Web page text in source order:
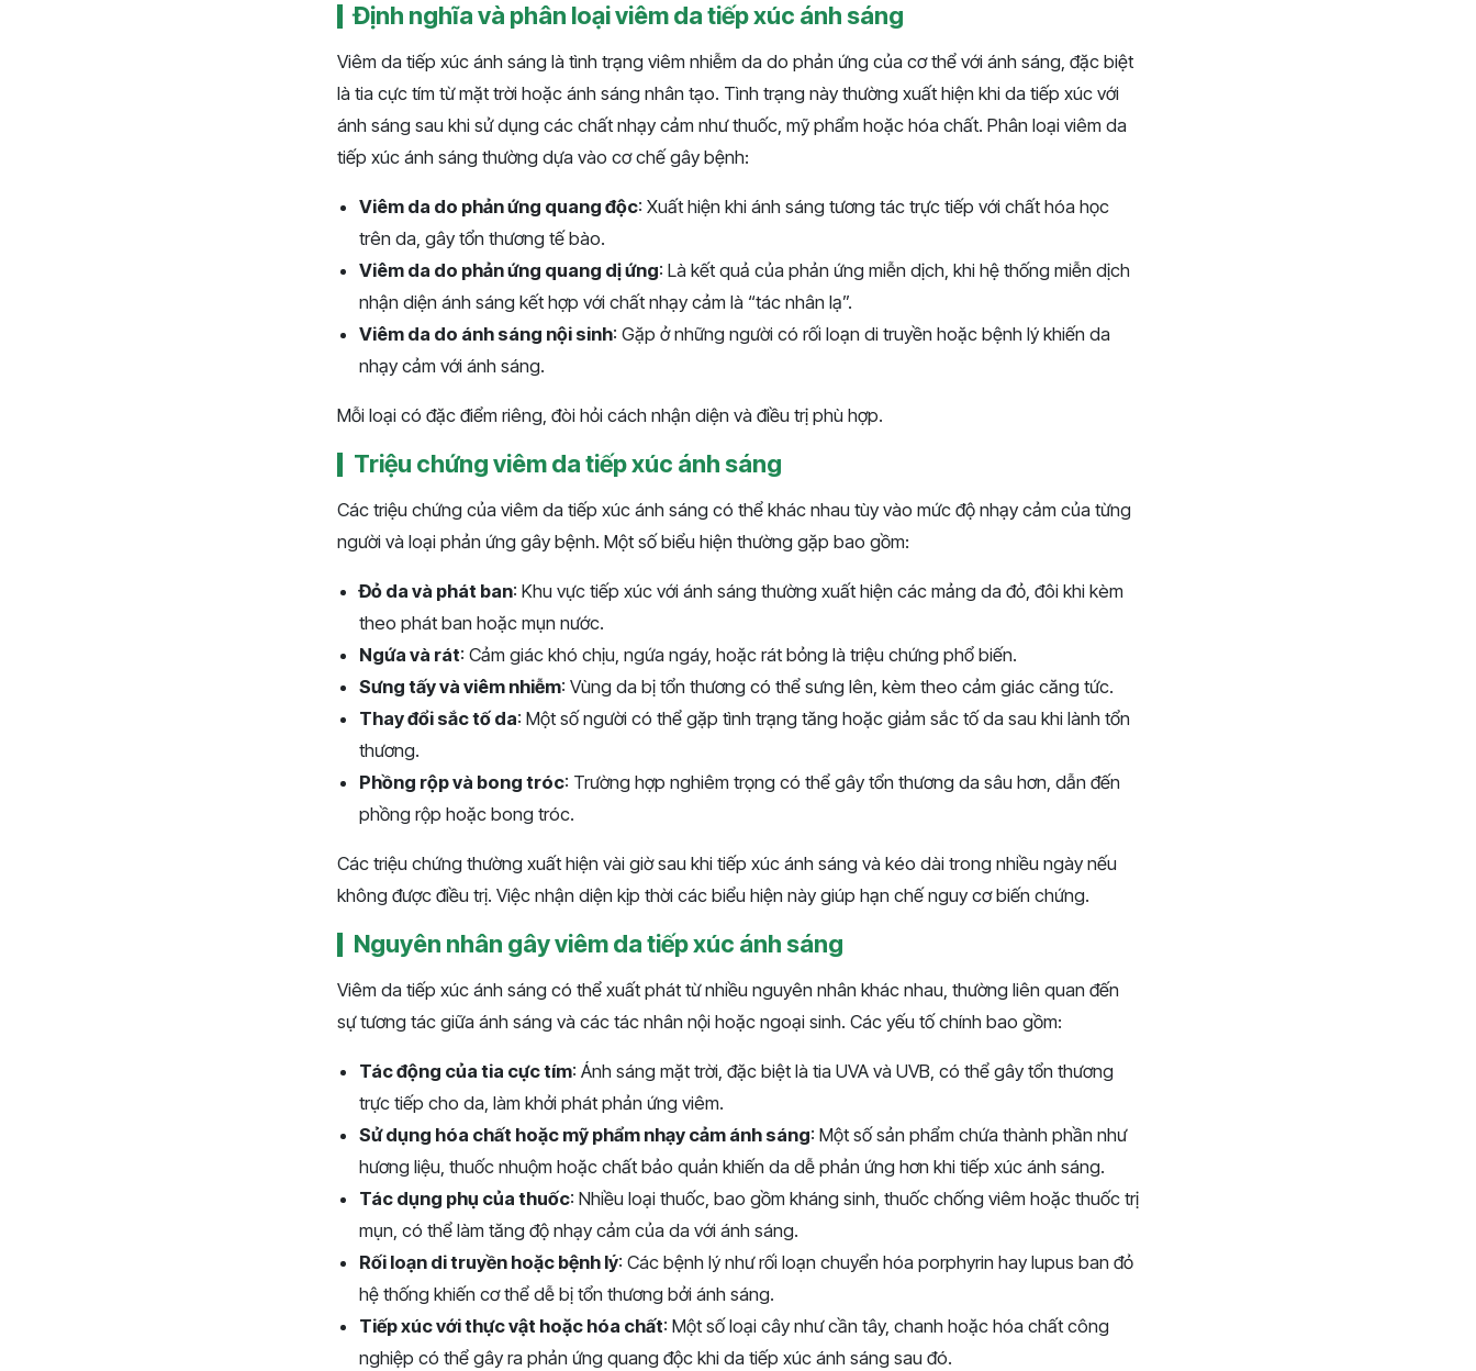
Định nghĩa và phân loại viêm da tiếp xúc ánh sáng
Viêm da tiếp xúc ánh sáng là tình trạng viêm nhiễm da do phản ứng của cơ thể với ánh sáng, đặc biệt
là tia cực tím từ mặt trời hoặc ánh sáng nhân tạo. Tình trạng này thường xuất hiện khi da tiếp xúc với
ánh sáng sau khi sử dụng các chất nhạy cảm như thuốc, mỹ phẩm hoặc hóa chất. Phân loại viêm da
tiếp xúc ánh sáng thường dựa vào cơ chế gây bệnh:
Viêm da do phản ứng quang độc: Xuất hiện khi ánh sáng tương tác trực tiếp với chất hóa học
trên da, gây tổn thương tế bào.
Viêm da do phản ứng quang dị ứng: Là kết quả của phản ứng miễn dịch, khi hệ thống miễn dịch
nhận diện ánh sáng kết hợp với chất nhạy cảm là “tác nhân lạ”.
Viêm da do ánh sáng nội sinh: Gặp ở những người có rối loạn di truyền hoặc bệnh lý khiến da
nhạy cảm với ánh sáng.
Mỗi loại có đặc điểm riêng, đòi hỏi cách nhận diện và điều trị phù hợp.
Triệu chứng viêm da tiếp xúc ánh sáng
Các triệu chứng của viêm da tiếp xúc ánh sáng có thể khác nhau tùy vào mức độ nhạy cảm của từng
người và loại phản ứng gây bệnh. Một số biểu hiện thường gặp bao gồm:
Đỏ da và phát ban: Khu vực tiếp xúc với ánh sáng thường xuất hiện các mảng da đỏ, đôi khi kèm
theo phát ban hoặc mụn nước.
Ngứa và rát: Cảm giác khó chịu, ngứa ngáy, hoặc rát bỏng là triệu chứng phổ biến.
Sưng tấy và viêm nhiễm: Vùng da bị tổn thương có thể sưng lên, kèm theo cảm giác căng tức.
Thay đổi sắc tố da: Một số người có thể gặp tình trạng tăng hoặc giảm sắc tố da sau khi lành tổn
thương.
Phồng rộp và bong tróc: Trường hợp nghiêm trọng có thể gây tổn thương da sâu hơn, dẫn đến
phồng rộp hoặc bong tróc.
Các triệu chứng thường xuất hiện vài giờ sau khi tiếp xúc ánh sáng và kéo dài trong nhiều ngày nếu
không được điều trị. Việc nhận diện kịp thời các biểu hiện này giúp hạn chế nguy cơ biến chứng.
Nguyên nhân gây viêm da tiếp xúc ánh sáng
Viêm da tiếp xúc ánh sáng có thể xuất phát từ nhiều nguyên nhân khác nhau, thường liên quan đến
sự tương tác giữa ánh sáng và các tác nhân nội hoặc ngoại sinh. Các yếu tố chính bao gồm:
Tác động của tia cực tím: Ánh sáng mặt trời, đặc biệt là tia UVA và UVB, có thể gây tổn thương
trực tiếp cho da, làm khởi phát phản ứng viêm.
Sử dụng hóa chất hoặc mỹ phẩm nhạy cảm ánh sáng: Một số sản phẩm chứa thành phần như
hương liệu, thuốc nhuộm hoặc chất bảo quản khiến da dễ phản ứng hơn khi tiếp xúc ánh sáng.
Tác dụng phụ của thuốc: Nhiều loại thuốc, bao gồm kháng sinh, thuốc chống viêm hoặc thuốc trị
mụn, có thể làm tăng độ nhạy cảm của da với ánh sáng.
Rối loạn di truyền hoặc bệnh lý: Các bệnh lý như rối loạn chuyển hóa porphyrin hay lupus ban đỏ
hệ thống khiến cơ thể dễ bị tổn thương bởi ánh sáng.
Tiếp xúc với thực vật hoặc hóa chất: Một số loại cây như cần tây, chanh hoặc hóa chất công
nghiệp có thể gây ra phản ứng quang độc khi da tiếp xúc ánh sáng sau đó.